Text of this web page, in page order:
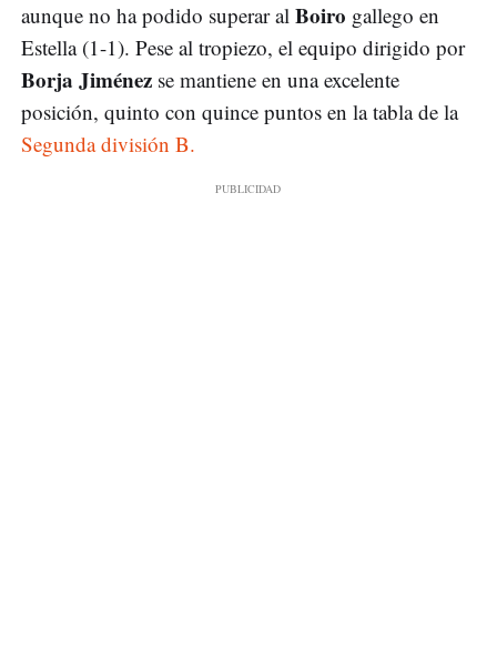
aunque no ha podido superar al Boiro gallego en
Estella (1-1). Pese al tropiezo, el equipo dirigido por
Borja Jiménez se mantiene en una excelente
posición, quinto con quince puntos en la tabla de la
Segunda división B.